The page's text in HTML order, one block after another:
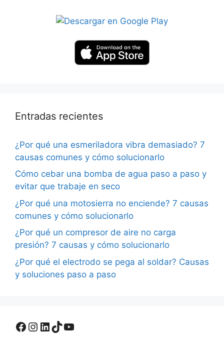
Entradas recientes
¿Por qué una esmeriladora vibra demasiado? 7
causas comunes y cómo solucionarlo
Cómo cebar una bomba de agua paso a paso y
evitar que trabaje en seco
¿Por qué una motosierra no enciende? 7 causas
comunes y cómo solucionarlo
¿Por qué un compresor de aire no carga
presión? 7 causas y cómo solucionarlo
¿Por qué el electrodo se pega al soldar? Causas
y soluciones paso a paso
Facebook
Instagram
LinkedIn
TikTok
YouTube